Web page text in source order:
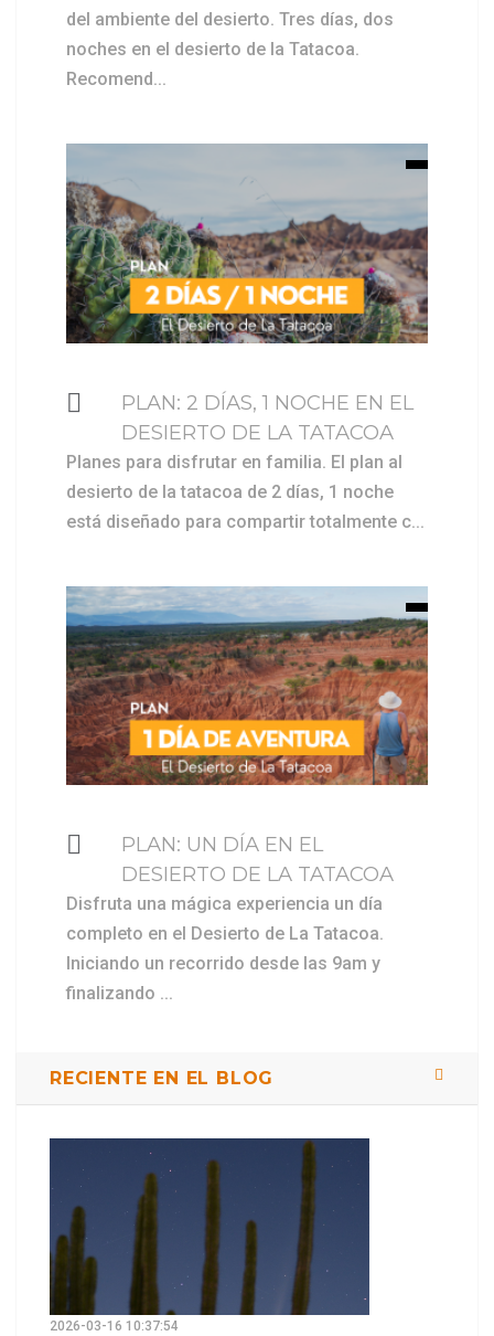
del ambiente del desierto. Tres días, dos
noches en el desierto de la Tatacoa.
Recomend...
$ 309000
PLAN: 2 DÍAS, 1 NOCHE EN EL
DESIERTO DE LA TATACOA
Planes para disfrutar en familia. El plan al
desierto de la tatacoa de 2 días, 1 noche
está diseñado para compartir totalmente c...
$ 159000
PLAN: UN DÍA EN EL
DESIERTO DE LA TATACOA
Disfruta una mágica experiencia un día
completo en el Desierto de La Tatacoa.
Iniciando un recorrido desde las 9am y
finalizando ...
RECIENTE EN EL BLOG
2026-03-16 10:37:54